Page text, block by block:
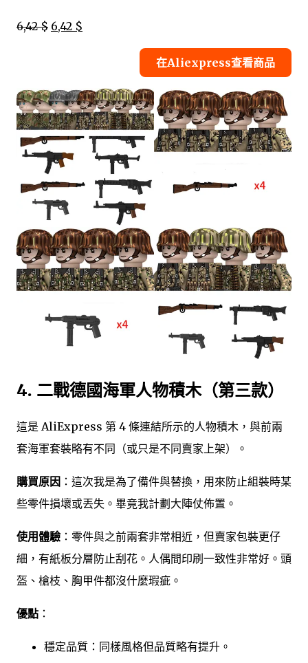
6,42 $ 6,42 $
在Aliexpress查看商品
4. 二戰德國海軍人物積木（第三款）
這是 AliExpress 第 4 條連結所示的人物積木，與前兩
套海軍套裝略有不同（或只是不同賣家上架）。
購買原因 ：這次我是為了備件與替換，用來防止組裝時某
些零件損壞或丟失。畢竟我計劃大陣仗佈置。
使用體驗 ：零件與之前兩套非常相近，但賣家包裝更仔
細，有紙板分層防止刮花。人偶間印刷一致性非常好。頭
盔、槍枝、胸甲件都沒什麼瑕疵。
優點 ：
穩定品質：同樣風格但品質略有提升。